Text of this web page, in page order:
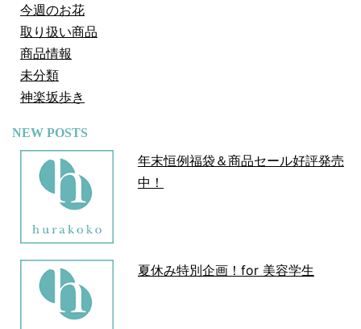
今週のお花
取り扱い商品
商品情報
未分類
神楽坂歩き
NEW POSTS
年末恒例福袋＆商品セール好評発売
中！
夏休み特別企画！for 美容学生